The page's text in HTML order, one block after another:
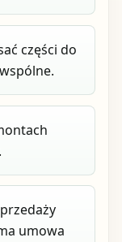
części do
umowa